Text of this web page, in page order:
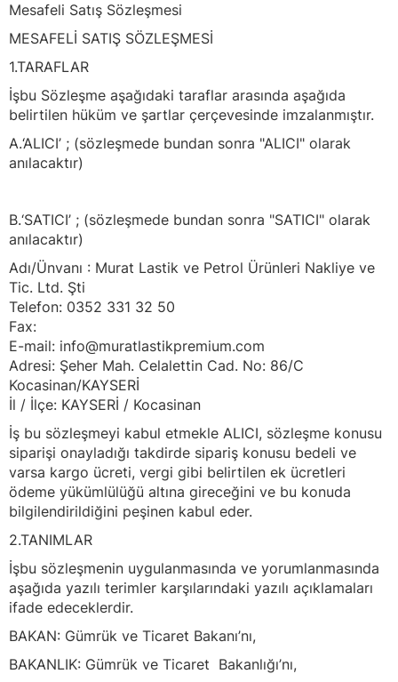
Mesafeli Satış Sözleşmesi
MESAFELİ SATIŞ SÖZLEŞMESİ
1.TARAFLAR
İşbu Sözleşme aşağıdaki taraflar arasında aşağıda
belirtilen hüküm ve şartlar çerçevesinde imzalanmıştır.
A.‘ALICI’ ; (sözleşmede bundan sonra "ALICI" olarak
anılacaktır)
B.‘SATICI’ ; (sözleşmede bundan sonra "SATICI" olarak
anılacaktır)
Adı/Ünvanı : Murat Lastik ve Petrol Ürünleri Nakliye ve
Tic. Ltd. Şti
Telefon: 0352 331 32 50
Fax:
E-mail: info@muratlastikpremium.com
Adresi: Şeher Mah. Celalettin Cad. No: 86/C
Kocasinan/KAYSERİ
İl / İlçe: KAYSERİ / Kocasinan
İş bu sözleşmeyi kabul etmekle ALICI, sözleşme konusu
siparişi onayladığı takdirde sipariş konusu bedeli ve
varsa kargo ücreti, vergi gibi belirtilen ek ücretleri
ödeme yükümlülüğü altına gireceğini ve bu konuda
bilgilendirildiğini peşinen kabul eder.
2.TANIMLAR
İşbu sözleşmenin uygulanmasında ve yorumlanmasında
aşağıda yazılı terimler karşılarındaki yazılı açıklamaları
ifade edeceklerdir.
BAKAN: Gümrük ve Ticaret Bakanı’nı,
BAKANLIK: Gümrük ve Ticaret Bakanlığı’nı,